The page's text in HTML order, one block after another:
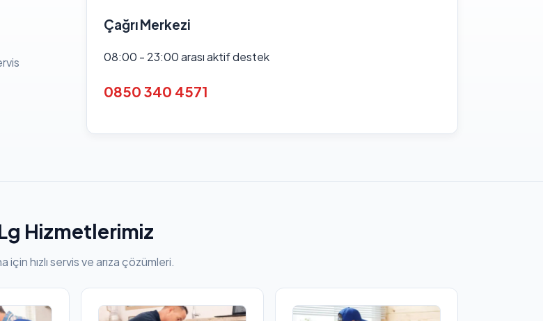
Çağrı Merkezi
08:00 - 23:00 arası aktif destek
0850 340 4571
Hizmetlerimiz
için hızlı servis ve arıza çözümleri.